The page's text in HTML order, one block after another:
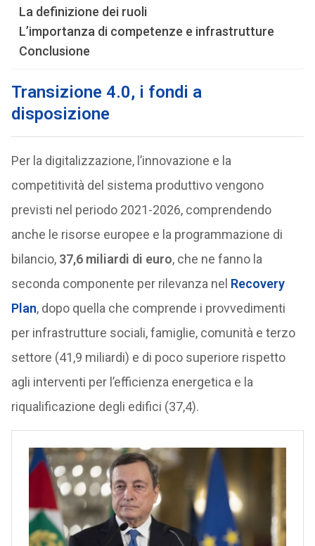
La definizione dei ruoli
L’importanza di competenze e infrastrutture
Conclusione
Transizione 4.0, i fondi a
disposizione
Per la digitalizzazione, l’innovazione e la
competitività del sistema produttivo vengono
previsti nel periodo 2021-2026, comprendendo
anche le risorse europee e la programmazione di
bilancio, 37,6 miliardi di euro, che ne fanno la
seconda componente per rilevanza nel Recovery
Plan, dopo quella che comprende i provvedimenti
per infrastrutture sociali, famiglie, comunità e terzo
settore (41,9 miliardi) e di poco superiore rispetto
agli interventi per l’efficienza energetica e la
riqualificazione degli edifici (37,4).